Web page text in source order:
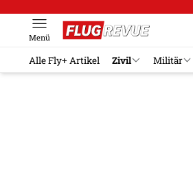
Menü
Alle Fly+ Artikel Zivil Militär